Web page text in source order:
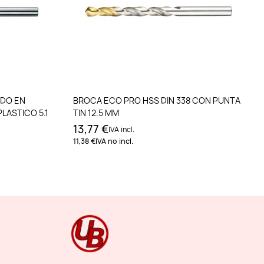
EN
5.1
Añadir al carrito
BROCA ECO PRO HSS DIN 338 CON PUNTA
TIN 12.5 MM
13,77 €IVA incl.
11,38 €IVA no incl.